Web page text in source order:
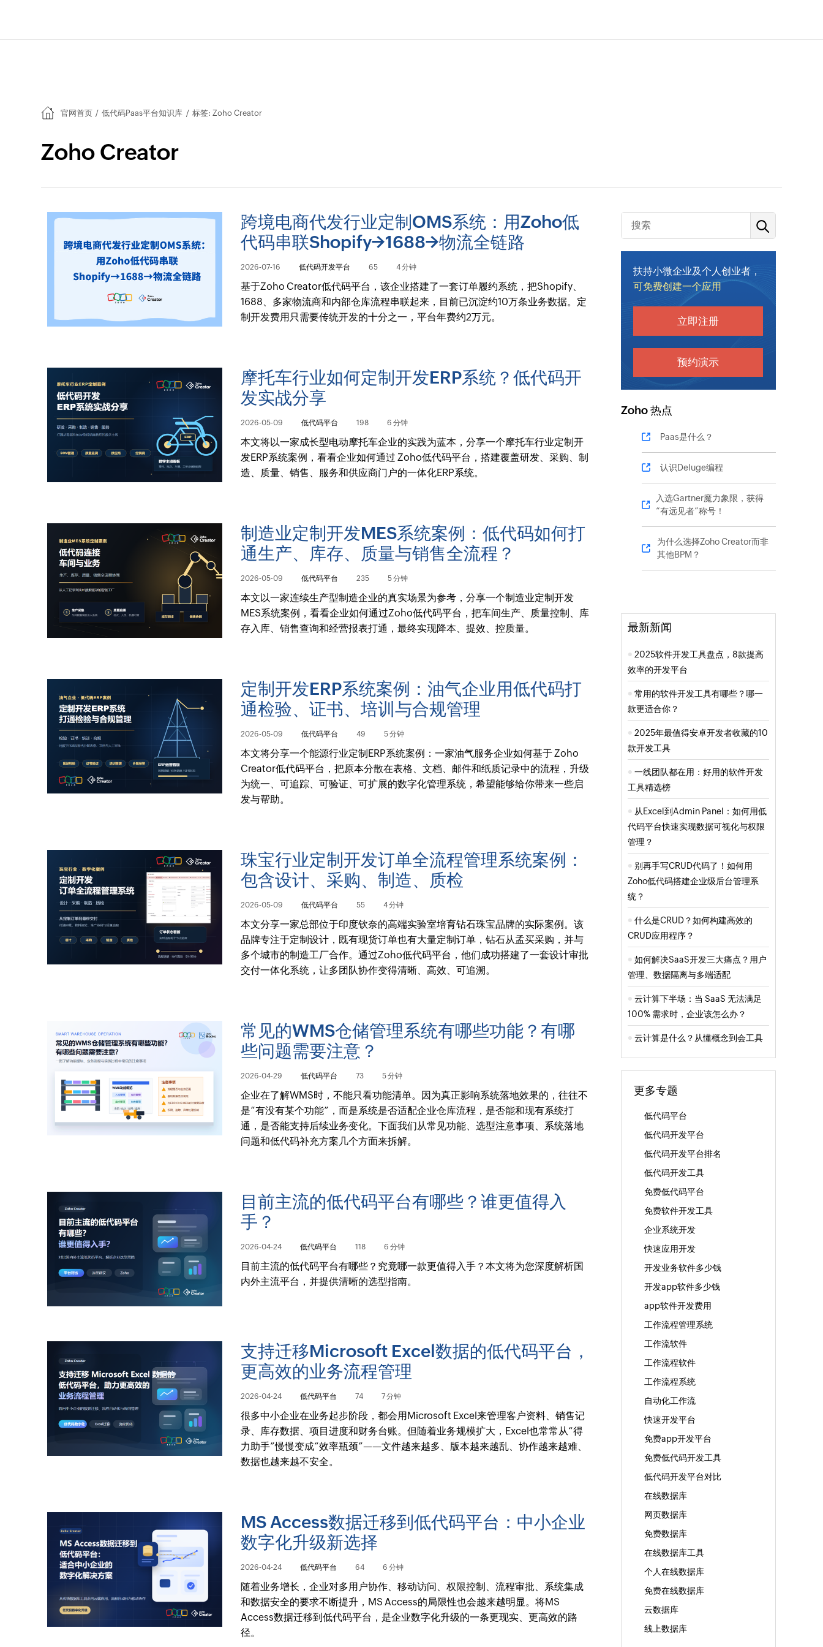
官网首页 / 低代码Paas平台知识库 / 标签: Zoho Creator
Zoho Creator
跨境电商代发行业定制OMS系统：用Zoho低
代码串联Shopify→1688→物流全链路
2026-07-16 低代码开发平台 65 4 分钟
基于Zoho Creator低代码平台，该企业搭建了一套订单履约系统，把Shopify、
1688、多家物流商和内部仓库流程串联起来，目前已沉淀约10万条业务数据。定
制开发费用只需要传统开发的十分之一，平台年费约2万元。
摩托车行业如何定制开发ERP系统？低代码开
发实战分享
2026-05-09 低代码平台 198 6 分钟
本文将以一家成长型电动摩托车企业的实践为蓝本，分享一个摩托车行业定制开
发ERP系统案例，看看企业如何通过 Zoho低代码平台，搭建覆盖研发、采购、制
造、质量、销售、服务和供应商门户的一体化ERP系统。
制造业定制开发MES系统案例：低代码如何打
通生产、库存、质量与销售全流程？
2026-05-09 低代码平台 235 5 分钟
本文以一家连续生产型制造企业的真实场景为参考，分享一个制造业定制开发
MES系统案例，看看企业如何通过Zoho低代码平台，把车间生产、质量控制、库
存入库、销售查询和经营报表打通，最终实现降本、提效、控质量。
定制开发ERP系统案例：油气企业用低代码打
通检验、证书、培训与合规管理
2026-05-09 低代码平台 49 5 分钟
本文将分享一个能源行业定制ERP系统案例：一家油气服务企业如何基于 Zoho
Creator低代码平台，把原本分散在表格、文档、邮件和纸质记录中的流程，升级
为统一、可追踪、可验证、可扩展的数字化管理系统，希望能够给你带来一些启
发与帮助。
珠宝行业定制开发订单全流程管理系统案例：
包含设计、采购、制造、质检
2026-05-09 低代码平台 55 4 分钟
本文分享一家总部位于印度钦奈的高端实验室培育钻石珠宝品牌的实际案例。该
品牌专注于定制设计，既有现货订单也有大量定制订单，钻石从孟买采购，并与
多个城市的制造工厂合作。通过Zoho低代码平台，他们成功搭建了一套设计审批
交付一体化系统，让多团队协作变得清晰、高效、可追溯。
常见的WMS仓储管理系统有哪些功能？有哪
些问题需要注意？
2026-04-29 低代码平台 73 5 分钟
企业在了解WMS时，不能只看功能清单。因为真正影响系统落地效果的，往往不
是“有没有某个功能”，而是系统是否适配企业仓库流程，是否能和现有系统打
通，是否能支持后续业务变化。下面我们从常见功能、选型注意事项、系统落地
问题和低代码补充方案几个方面来拆解。
目前主流的低代码平台有哪些？谁更值得入
手？
2026-04-24 低代码平台 118 6 分钟
目前主流的低代码平台有哪些？究竟哪一款更值得入手？本文将为您深度解析国
内外主流平台，并提供清晰的选型指南。
支持迁移Microsoft Excel数据的低代码平台，
更高效的业务流程管理
2026-04-24 低代码平台 74 7 分钟
很多中小企业在业务起步阶段，都会用Microsoft Excel来管理客户资料、销售记
录、库存数据、项目进度和财务台账。但随着业务规模扩大，Excel也常常从“得
力助手”慢慢变成“效率瓶颈”——文件越来越多、版本越来越乱、协作越来越难、
数据也越来越不安全。
MS Access数据迁移到低代码平台：中小企业
数字化升级新选择
2026-04-24 低代码平台 64 6 分钟
随着业务增长，企业对多用户协作、移动访问、权限控制、流程审批、系统集成
和数据安全的要求不断提升，MS Access的局限性也会越来越明显。将MS
Access数据迁移到低代码平台，是企业数字化升级的一条更现实、更高效的路
径。
扶持小微企业及个人创业者，
可免费创建一个应用
立即注册
预约演示
Zoho 热点
Paas是什么？
认识Deluge编程
入选Gartner魔力象限，获得
“有远见者”称号！
为什么选择Zoho Creator而非
其他BPM？
最新新闻
2025软件开发工具盘点，8款提高
效率的开发平台
常用的软件开发工具有哪些？哪一
款更适合你？
2025年最值得安卓开发者收藏的10
款开发工具
一线团队都在用：好用的软件开发
工具精选榜
从Excel到Admin Panel：如何用低
代码平台快速实现数据可视化与权限
管理？
别再手写CRUD代码了！如何用
Zoho低代码搭建企业级后台管理系
统？
什么是CRUD？如何构建高效的
CRUD应用程序？
如何解决SaaS开发三大痛点？用户
管理、数据隔离与多端适配
云计算下半场：当 SaaS 无法满足
100% 需求时，企业该怎么办？
云计算是什么？从懂概念到会工具
更多专题
低代码平台
低代码开发平台
低代码开发平台排名
低代码开发工具
免费低代码平台
免费软件开发工具
企业系统开发
快速应用开发
开发业务软件多少钱
开发app软件多少钱
app软件开发费用
工作流程管理系统
工作流软件
工作流程软件
工作流程系统
自动化工作流
快速开发平台
免费app开发平台
免费低代码开发工具
低代码开发平台对比
在线数据库
网页数据库
免费数据库
在线数据库工具
个人在线数据库
免费在线数据库
云数据库
线上数据库